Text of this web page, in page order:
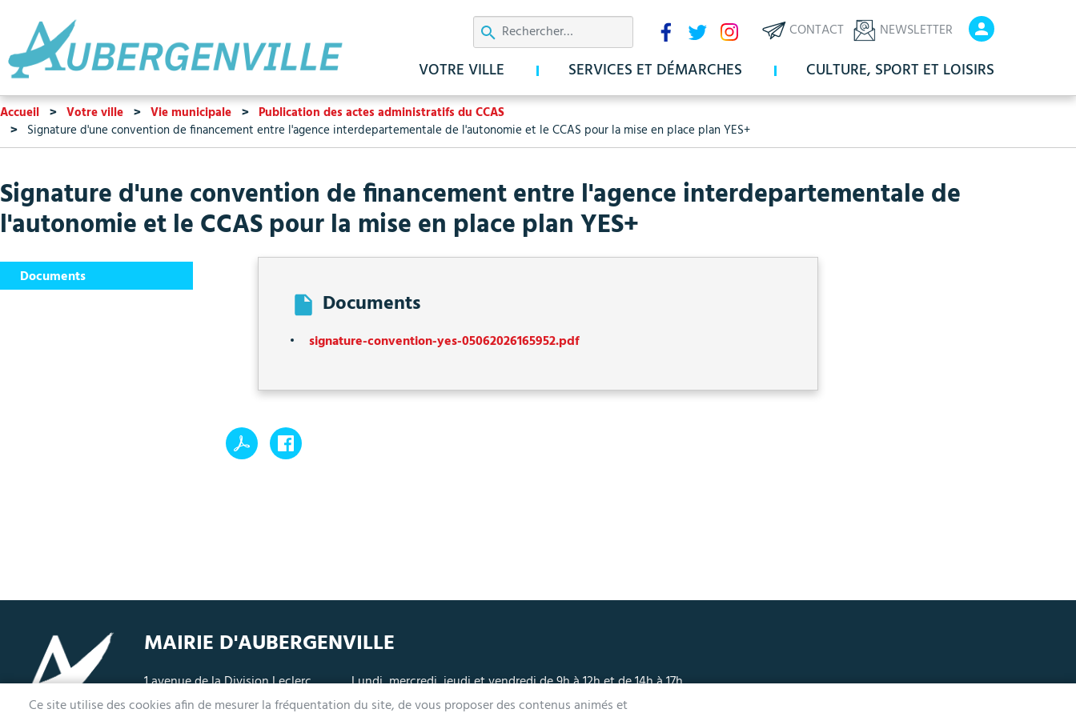
au
contenu
principal
En-
tête
-
En-
tête
Communication
CONTACT NEWSLETTER
Réseaux
sociaux
VOTRE VILLE SERVICES ET DÉMARCHES CULTURE, SPORT ET LOISIRS
Accueil Votre ville Vie municipale
Publication des actes administratifs du CCAS
Signature d'une convention de financement entre l'agence interdepartementale de l'autonomie et le CCAS pour la mise en place plan YES+
Signature d'une convention de financement entre l'agence interdepartementale de
l'autonomie et le CCAS pour la mise en place plan YES+
Documents
Documents
signature-convention-yes-05062026165952.pdf
Ce site utilise des cookies afin de mesurer la fréquentation du site, de vous proposer des contenus animés et
MAIRIE D'AUBERGENVILLE
1 avenue de la Division Leclerc
78410 Aubergenville
Lundi, mercredi, jeudi et vendredi de 9h à 12h et de 14h à 17h
Mardi 14h à 17h, nocturne jusqu'à 19h pour l'Accueil et l'État Civil